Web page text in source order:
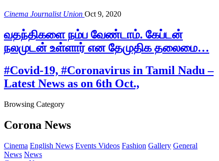
Cinema Journalist Union Oct 9, 2020
வதந்திகளை நம்ப வேண்டாம். கேப்டன்
நலமுடன் உள்ளார் என தேமுதிக தலைமை…
#Covid-19, #Coronavirus in Tamil Nadu –
Latest News as on 6th Oct.,
Browsing Category
Corona News
Cinema English News Events Videos Fashion Gallery General
News News